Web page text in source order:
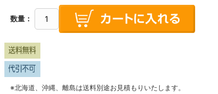
数量：
※北海道、沖縄、離島は送料別途お見積もりいたします。